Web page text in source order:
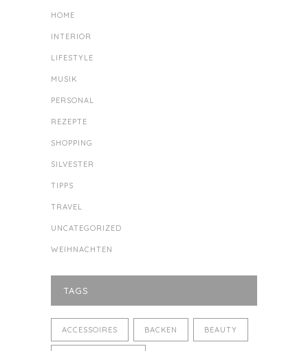
HOME
INTERIOR
LIFESTYLE
MUSIK
PERSONAL
REZEPTE
SHOPPING
SILVESTER
TIPPS
TRAVEL
UNCATEGORIZED
WEIHNACHTEN
TAGS
ACCESSOIRES BACKEN BEAUTY